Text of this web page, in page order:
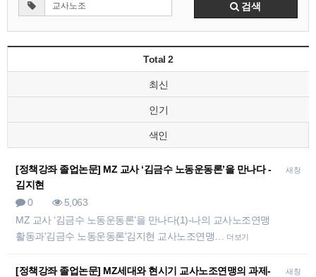
검색
Total 2
최신
인기
색인
새창
[정책강좌 졸업논문] MZ 교사 ‘김금수 노동운동론’을 만나다 -
김지현
0
5,063
MZ 교사 ‘김금수 노동운동론’을 만나다(1)-나의 교사노조연맹
활동과'김금수 노동운동론'김지현 교사노조연맹…
더보기
새창
[정책강좌 졸업논문] MZ세대와 현시기 교사노조연맹의 과제-